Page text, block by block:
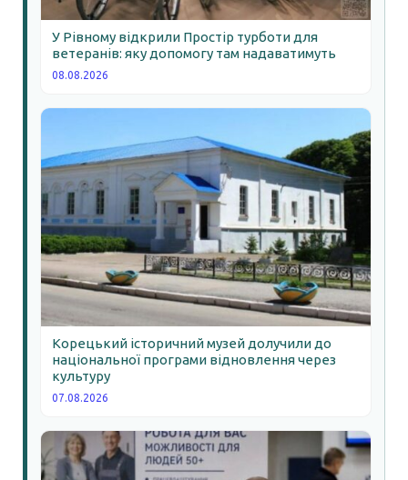
У Рівному відкрили Простір турботи для
ветеранів: яку допомогу там надаватимуть
08.08.2026
Корецький історичний музей долучили до
національної програми відновлення через
культуру
07.08.2026